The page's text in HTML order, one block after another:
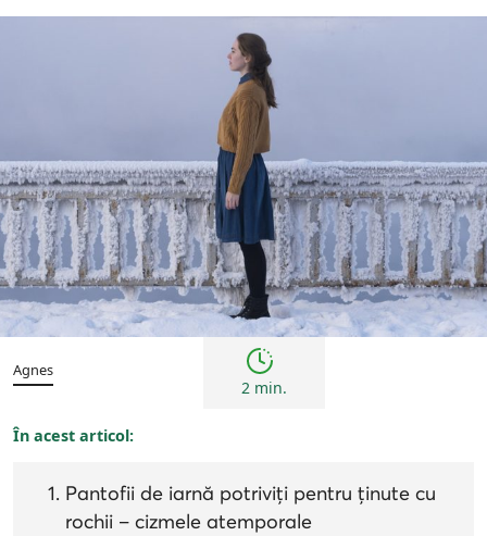
Femei Inspirații și trenduri
Agnes
2 min.
În acest articol:
Pantofii de iarnă potriviți pentru ținute cu
rochii – cizmele atemporale